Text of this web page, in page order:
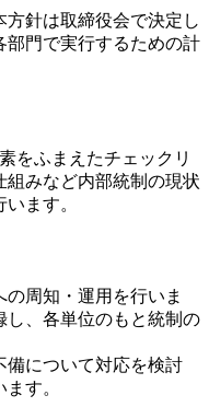
針は取締役会で決定し
部門で実行するための計
をふまえたチェックリ
組みなど内部統制の現状
ます。
周知・運用を行いま
し、各単位のもと統制の
備について対応を検討
す。